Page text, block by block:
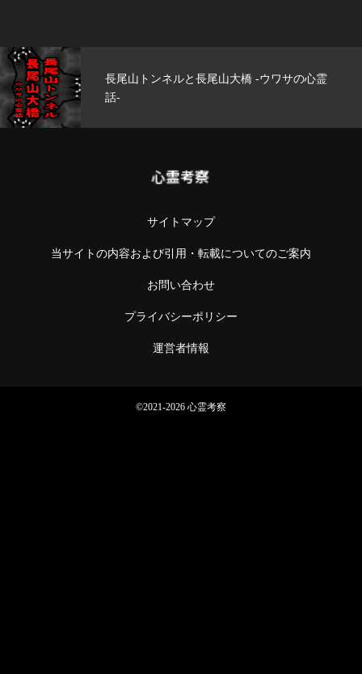
玄武洞公園 -ウワサの心霊話-
心霊考察
サイトマップ
当サイトの内容および引用・転載についてのご案内
お問い合わせ
プライバシーポリシー
運営者情報
©2021-2026 心霊考察